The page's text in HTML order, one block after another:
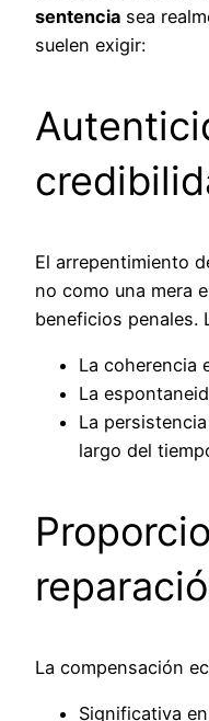
sentencia sea
suelen exigir:
El arrepentimiento
no como una mera
beneficios penales.
La coherencia
La
La
largo del
La compensación
Significativa